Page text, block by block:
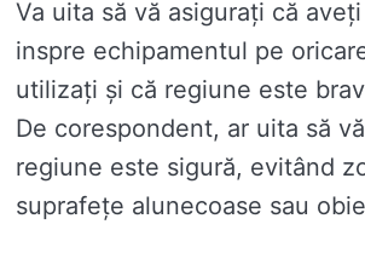
Va uita să vă asigurați că
inspre echipamentul pe
utilizați și că regiune este
De corespondent, ar uita să
regiune este sigură, evitând
suprafețe alunecoase sau